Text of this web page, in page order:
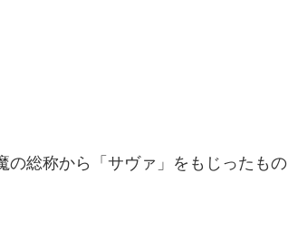
の総称から「サヴァ」をもじったもの